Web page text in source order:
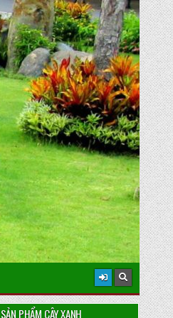
SẢN PHẨM CÂY XANH